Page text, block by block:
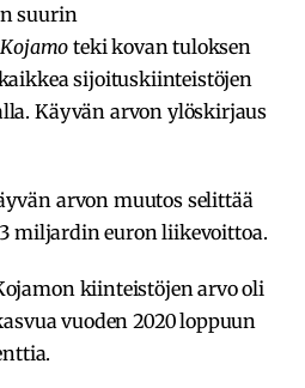
suurin
Kojamo teki kovan tuloksen
sijoituskiinteistöjen
Käyvän arvon ylöskirjaus
arvon muutos selittää
miljardin euron liikevoittoa.
kiinteistöjen arvo oli
vuoden 2020 loppuun